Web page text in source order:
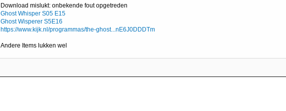
Download mislukt: onbekende fout opgetreden
Ghost Whisper S05 E15
Ghost Wisperer S5E16
https://www.kijk.nl/programmas/the-ghost...nE6J0DDDTm
Andere Items lukken wel